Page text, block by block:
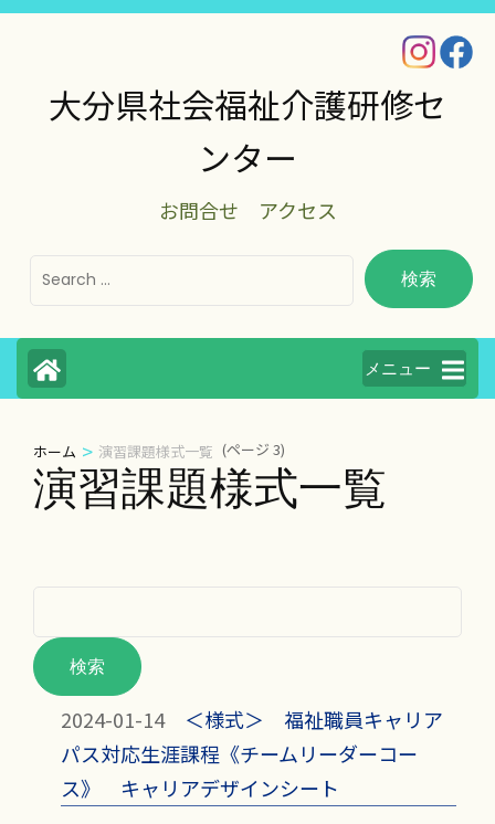
コ
(Enter
を
大分県社会福祉介護研修セ
ンター
お問合せ アクセス
メニュー
ホーム > 演習課題様式一覧 (ページ 3)
演習課題様式一覧
2024-01-14 ＜様式＞ 福祉職員キャリア
パス対応生涯課程《チームリーダーコー
ス》 キャリアデザインシート